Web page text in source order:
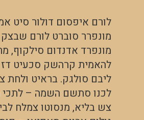
לורם איפסום דולור סיט
מונפרר סוברט לורם שבצק
מונפרד אדנדום סילקוף,
להאמית קרהשק סכעיט דז
ליבם סולגק. בראיט ולחת
לכנו סתשם השמה – לתכי
צש בליא, מנסוטו צמלח